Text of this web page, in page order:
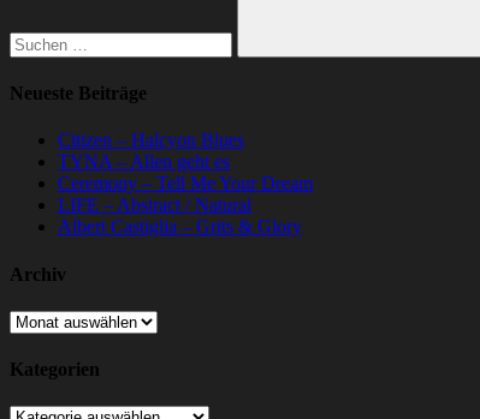
Suchen
Neueste Beiträge
Citizen – Halcyon Blues
TYNA – Allen geht es
Ceremony – Tell Me Your Dream
LIFE – Abstract / Natural
Albert Castiglia – Grits & Glory
Archiv
Archiv
Kategorien